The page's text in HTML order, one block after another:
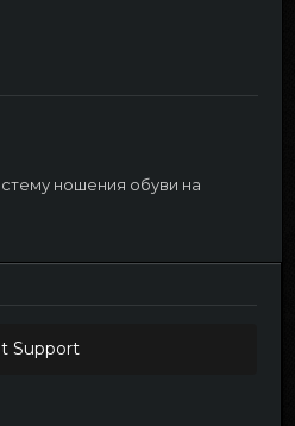
ношения обуви на
Support